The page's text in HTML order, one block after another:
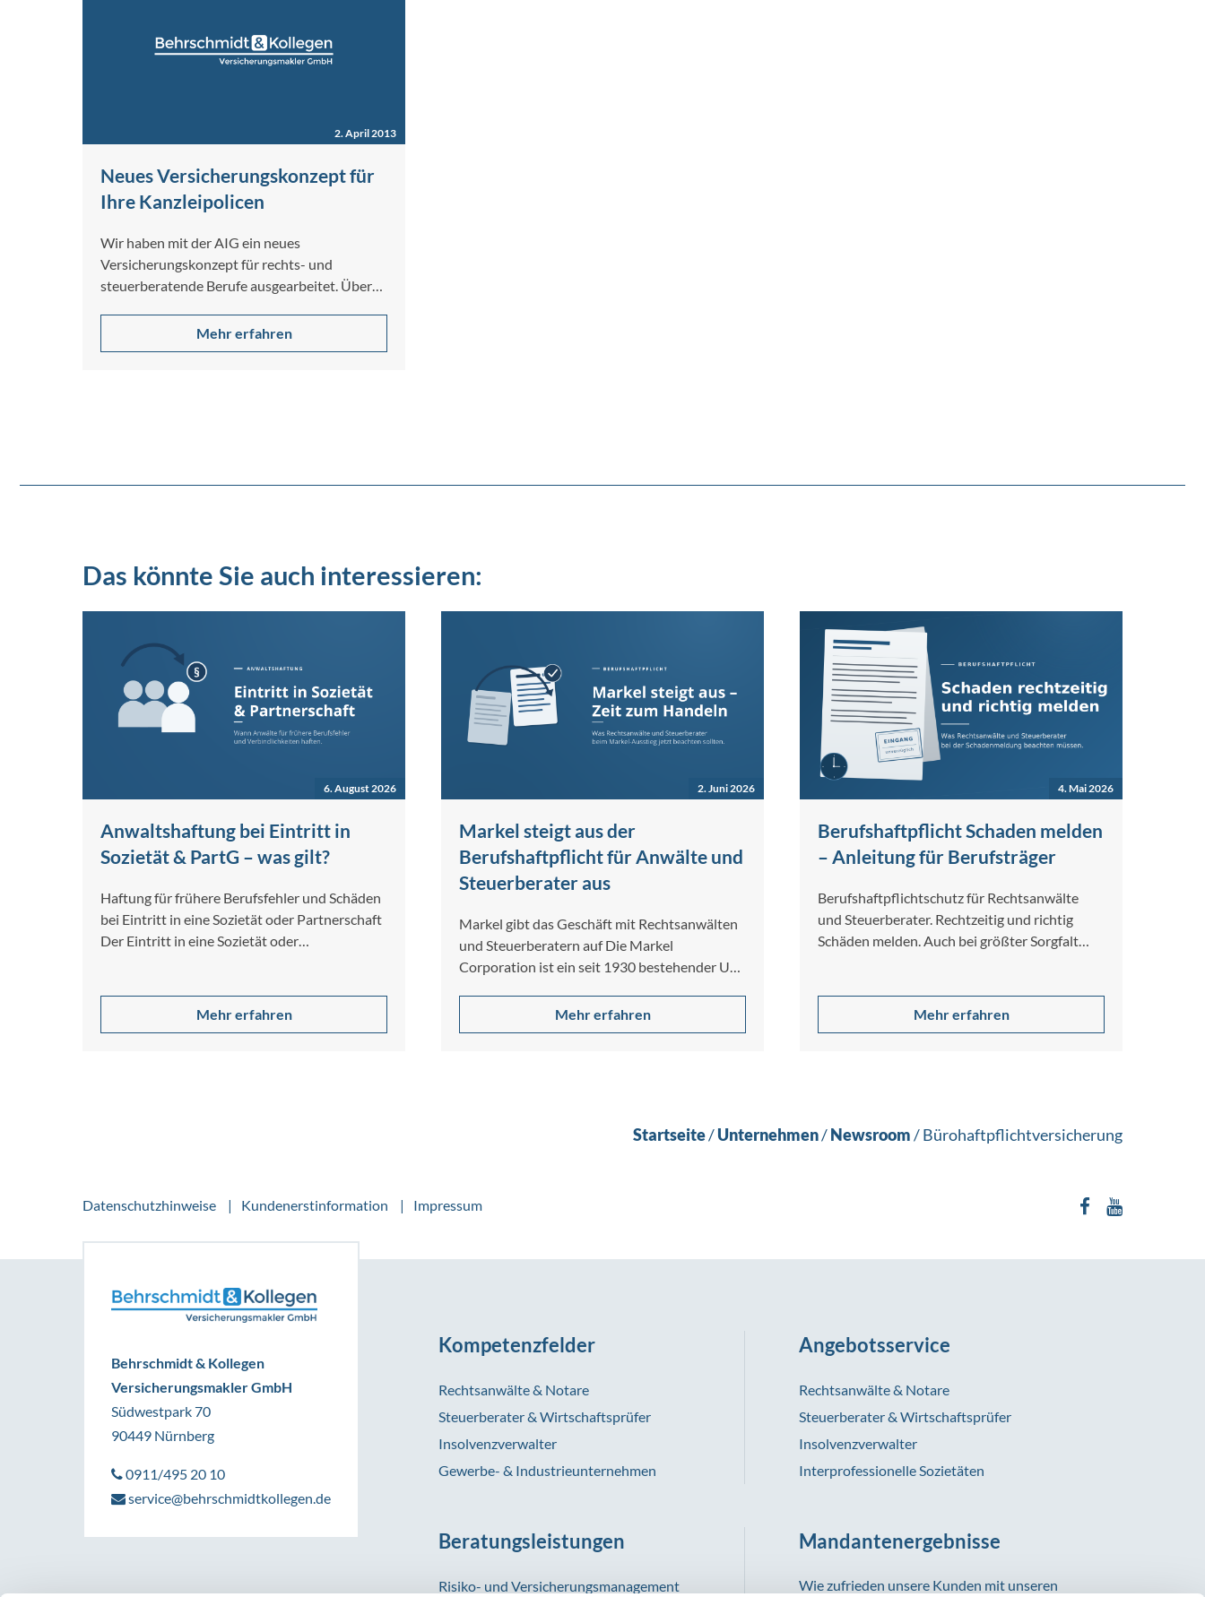
2. April 2013
Neues Versicherungskonzept für
Ihre Kanzleipolicen
Wir haben mit der AIG ein neues
Versicherungskonzept für rechts- und
steuerberatende Berufe ausgearbeitet. Über
eine Betriebshaftpflichtversicherung (Bürohaftpflicht)
…
Mehr erfahren
Das könnte Sie auch interessieren:
6. August 2026
Anwaltshaftung bei Eintritt in
Sozietät & PartG – was gilt?
Haftung für frühere Berufsfehler und Schäden
bei Eintritt in eine Sozietät oder Partnerschaft
Der Eintritt in eine Sozietät oder
Mehr erfahren
2. Juni 2026
Markel steigt aus der
Berufshaftpflicht für Anwälte und
Steuerberater aus
Markel gibt das Geschäft mit Rechtsanwälten
und Steuerberatern auf Die Markel
Corporation ist ein seit 1930 bestehender US-
Mehr erfahren
4. Mai 2026
Berufshaftpflicht Schaden melden
– Anleitung für Berufsträger
Berufshaftpflichtschutz für Rechtsanwälte
und Steuerberater. Rechtzeitig und richtig
Schäden melden. Auch bei größter Sorgfalt
Mehr erfahren
Startseite/Unternehmen/Newsroom/Bürohaftpflichtversicherung
Datenschutzhinweise Kundenerstinformation Impressum
Behrschmidt & Kollegen
Versicherungsmakler GmbH
Südwestpark 70
90449 Nürnberg
0911/495 20 10
service@behrschmidtkollegen.de
Kompetenzfelder
Rechtsanwälte & Notare
Steuerberater & Wirtschaftsprüfer
Insolvenzverwalter
Gewerbe- & Industrieunternehmen
Angebotsservice
Rechtsanwälte & Notare
Steuerberater & Wirtschaftsprüfer
Insolvenzverwalter
Interprofessionelle Sozietäten
Beratungsleistungen
Risiko- und Versicherungsmanagement
Mandantenergebnisse
Wie zufrieden unsere Kunden mit unseren